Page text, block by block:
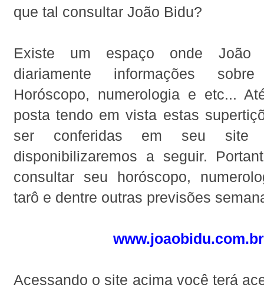
que tal consultar João Bidu?
Existe um espaço onde João
diariamente informações
Horóscopo, numerologia e etc...
posta tendo em vista estas
ser conferidas em seu site
disponibilizaremos a seguir.
consultar seu horóscopo,
tarô e dentre outras previsões
www.joaobidu.com.br
Acessando o site acima você terá